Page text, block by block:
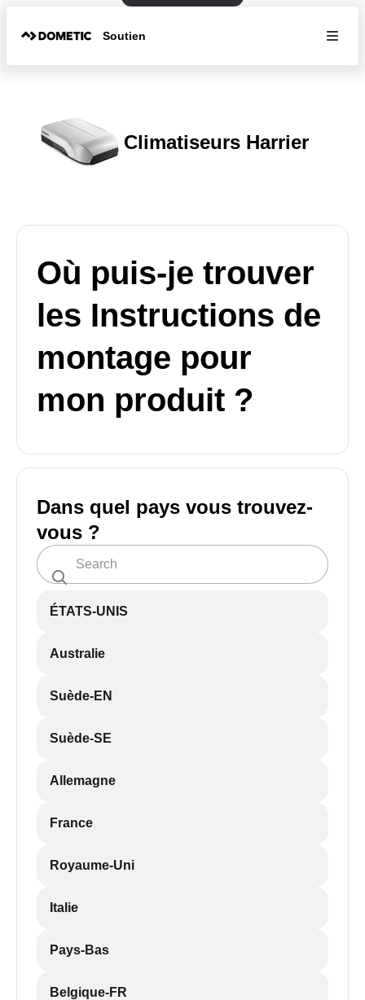
Soutien
Climatiseurs Harrier
Où puis-je trouver
les Instructions de
montage pour
mon produit ?
Dans quel pays vous trouvez-
vous ?
ÉTATS-UNIS
Australie
Suède-EN
Suède-SE
Allemagne
France
Royaume-Uni
Italie
Pays-Bas
Belgique-FR